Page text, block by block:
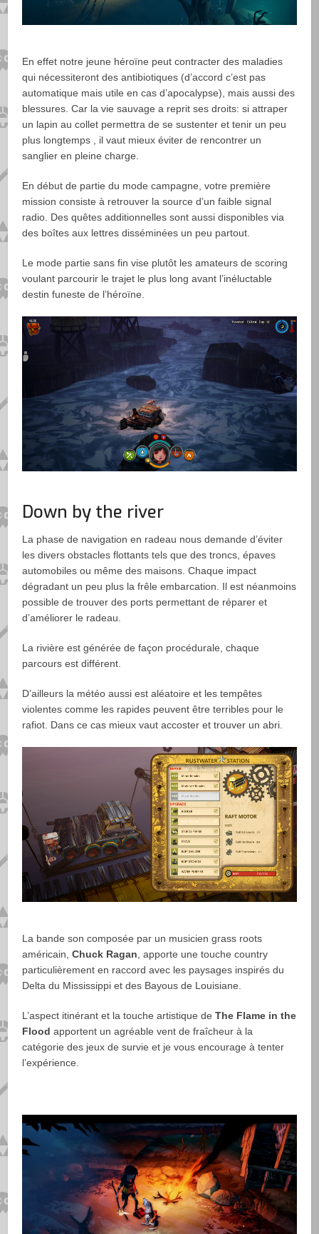
En effet notre jeune héroïne peut contracter des maladies
qui nécessiteront des antibiotiques (d’accord c’est pas
automatique mais utile en cas d’apocalypse), mais aussi des
blessures. Car la vie sauvage a reprit ses droits: si attraper
un lapin au collet permettra de se sustenter et tenir un peu
plus longtemps , il vaut mieux éviter de rencontrer un
sanglier en pleine charge.
En début de partie du mode campagne, votre première
mission consiste à retrouver la source d’un faible signal
radio. Des quêtes additionnelles sont aussi disponibles via
des boîtes aux lettres disséminées un peu partout.
Le mode partie sans fin vise plutôt les amateurs de scoring
voulant parcourir le trajet le plus long avant l’inéluctable
destin funeste de l’héroïne.
Down by the river
La phase de navigation en radeau nous demande d’éviter
les divers obstacles flottants tels que des troncs, épaves
automobiles ou même des maisons. Chaque impact
dégradant un peu plus la frêle embarcation. Il est néanmoins
possible de trouver des ports permettant de réparer et
d’améliorer le radeau.
La rivière est générée de façon procédurale, chaque
parcours est différent.
D’ailleurs la météo aussi est aléatoire et les tempêtes
violentes comme les rapides peuvent être terribles pour le
rafiot. Dans ce cas mieux vaut accoster et trouver un abri.
La bande son composée par un musicien grass roots
américain,Chuck Ragan , apporte une touche country
particulièrement en raccord avec les paysages inspirés du
Delta du Mississippi et des Bayous de Louisiane.
L’aspect itinérant et la touche artistique deThe Flame in the
Flood apportent un agréable vent de fraîcheur à la
catégorie des jeux de survie et je vous encourage à tenter
l’expérience.